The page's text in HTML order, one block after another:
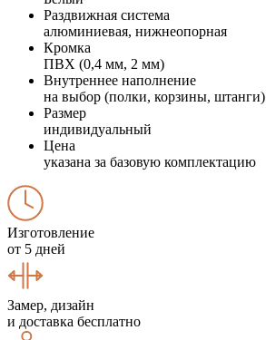
Раздвижная система
алюминиевая, нижнеопорная
Кромка
ПВХ (0,4 мм, 2 мм)
Внутреннее наполнение
на выбор (полки, корзины, штанги)
Размер
индивидуальный
Цена
указана за базовую комплектацию
Изготовление
от 5 дней
Замер, дизайн
и доставка бесплатно